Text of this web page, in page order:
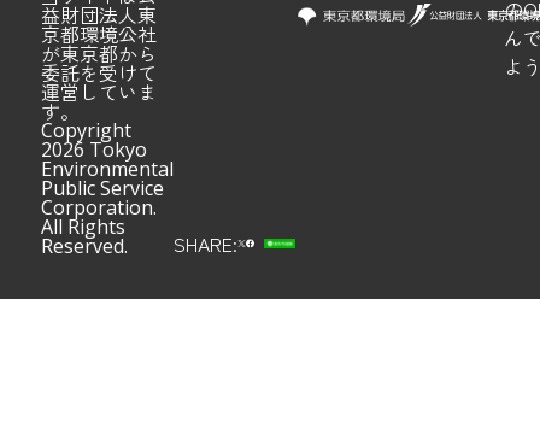
益財団法人東
京都環境公社
が東京都から
委託を受けて
運営していま
す。
Copyright
2026 Tokyo
Environmental
Public Service
Corporation.
All Rights
Reserved. SHARE:
の
ん
よ